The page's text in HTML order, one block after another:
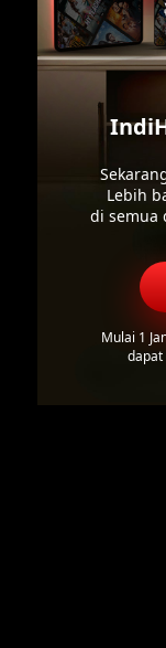
Lebih
di semua
Mulai 1
dapat